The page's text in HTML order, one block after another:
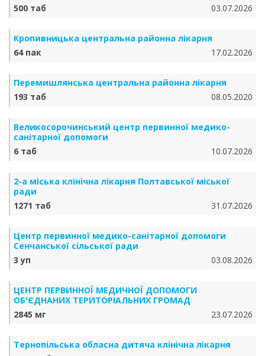
500 таб
03.07.2026
Кропивницька центральна районна лікарня
64 пак
17.02.2026
Перемишлянська центральна районна лікарня
193 таб
08.05.2020
Великосорочинський центр первинної медико-
санітарної допомоги
6 таб
10.07.2026
2-а міська клінічна лікарня Полтавської міської
ради
1271 таб
31.07.2026
Центр первинної медико-санітарної допомоги
Сенчанської сільської ради
3 уп
03.08.2026
ЦЕНТР ПЕРВИННОЇ МЕДИЧНОЇ ДОПОМОГИ
ОБ'ЄДНАНИХ ТЕРИТОРІАЛЬНИХ ГРОМАД
2845 мг
23.07.2026
Тернопільська обласна дитяча клінічна лікарня